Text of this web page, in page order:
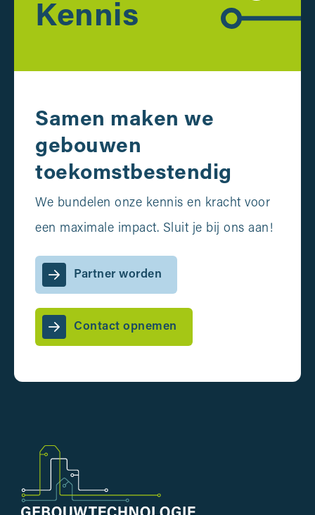
Kennis
Samen maken we
gebouwen
toekomstbestendig
We bundelen onze kennis en kracht voor
een maximale impact. Sluit je bij ons aan!
Partner worden
Contact opnemen